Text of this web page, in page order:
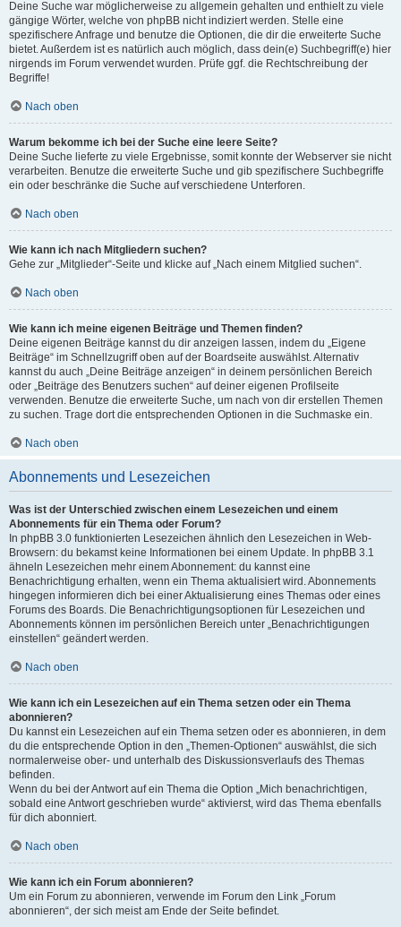
Deine Suche war möglicherweise zu allgemein gehalten und enthielt zu viele
gängige Wörter, welche von phpBB nicht indiziert werden. Stelle eine
spezifischere Anfrage und benutze die Optionen, die dir die erweiterte Suche
bietet. Außerdem ist es natürlich auch möglich, dass dein(e) Suchbegriff(e) hier
nirgends im Forum verwendet wurden. Prüfe ggf. die Rechtschreibung der
Begriffe!
Nach oben
Warum bekomme ich bei der Suche eine leere Seite?
Deine Suche lieferte zu viele Ergebnisse, somit konnte der Webserver sie nicht
verarbeiten. Benutze die erweiterte Suche und gib spezifischere Suchbegriffe
ein oder beschränke die Suche auf verschiedene Unterforen.
Nach oben
Wie kann ich nach Mitgliedern suchen?
Gehe zur „Mitglieder“-Seite und klicke auf „Nach einem Mitglied suchen“.
Nach oben
Wie kann ich meine eigenen Beiträge und Themen finden?
Deine eigenen Beiträge kannst du dir anzeigen lassen, indem du „Eigene
Beiträge“ im Schnellzugriff oben auf der Boardseite auswählst. Alternativ
kannst du auch „Deine Beiträge anzeigen“ in deinem persönlichen Bereich
oder „Beiträge des Benutzers suchen“ auf deiner eigenen Profilseite
verwenden. Benutze die erweiterte Suche, um nach von dir erstellen Themen
zu suchen. Trage dort die entsprechenden Optionen in die Suchmaske ein.
Nach oben
Abonnements und Lesezeichen
Was ist der Unterschied zwischen einem Lesezeichen und einem
Abonnements für ein Thema oder Forum?
In phpBB 3.0 funktionierten Lesezeichen ähnlich den Lesezeichen in Web-
Browsern: du bekamst keine Informationen bei einem Update. In phpBB 3.1
ähneln Lesezeichen mehr einem Abonnement: du kannst eine
Benachrichtigung erhalten, wenn ein Thema aktualisiert wird. Abonnements
hingegen informieren dich bei einer Aktualisierung eines Themas oder eines
Forums des Boards. Die Benachrichtigungsoptionen für Lesezeichen und
Abonnements können im persönlichen Bereich unter „Benachrichtigungen
einstellen“ geändert werden.
Nach oben
Wie kann ich ein Lesezeichen auf ein Thema setzen oder ein Thema
abonnieren?
Du kannst ein Lesezeichen auf ein Thema setzen oder es abonnieren, in dem
du die entsprechende Option in den „Themen-Optionen“ auswählst, die sich
normalerweise ober- und unterhalb des Diskussionsverlaufs des Themas
befinden.
Wenn du bei der Antwort auf ein Thema die Option „Mich benachrichtigen,
sobald eine Antwort geschrieben wurde“ aktivierst, wird das Thema ebenfalls
für dich abonniert.
Nach oben
Wie kann ich ein Forum abonnieren?
Um ein Forum zu abonnieren, verwende im Forum den Link „Forum
abonnieren“, der sich meist am Ende der Seite befindet.